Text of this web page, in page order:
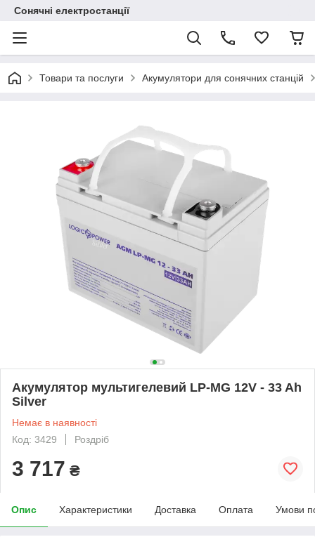
Сонячні електростанції
Товари та послуги Акумулятори для сонячних станцій
Акумулятор мультигелевий LP-MG 12V - 33 Ah
Silver
Немає в наявності
Код: 3429
Роздріб
3 717 ₴
Опис Характеристики Доставка Оплата Умови